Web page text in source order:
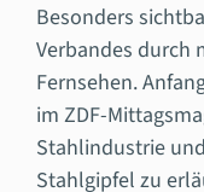
Besonders
Verbandes durch
Fernsehen.
im ZDF-
Stahlindustrie
Stahlgipfel zu